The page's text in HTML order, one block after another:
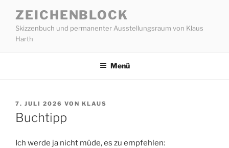
Inhalt
springen
ZEICHENBLOCK
Skizzenbuch und permanenter Ausstellungsraum von Klaus
Harth
Menü
VERÖFFENTLICHT
AM
7. JULI 2026 VON KLAUS
Buchtipp
Ich werde ja nicht müde, es zu empfehlen: